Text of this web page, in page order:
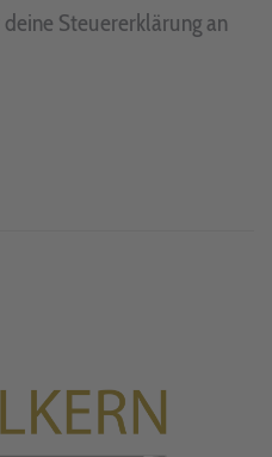
Steuererklärung an